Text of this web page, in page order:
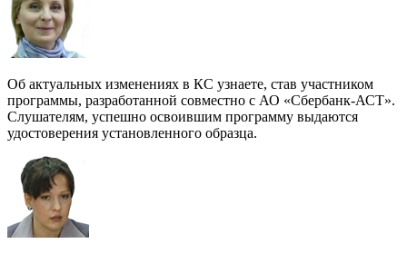
Об актуальных изменениях в КС узнаете, став участником
программы, разработанной совместно с АО «Сбербанк-АСТ».
Слушателям, успешно освоившим программу выдаются
удостоверения установленного образца.